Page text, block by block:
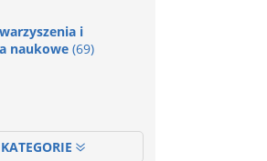
i
naukowe (69)